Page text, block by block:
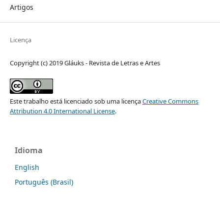
Artigos
Licença
Copyright (c) 2019 Gláuks - Revista de Letras e Artes
Este trabalho está licenciado sob uma licençaCreative Commons
Attribution 4.0 International License.
Idioma
English
Português (Brasil)